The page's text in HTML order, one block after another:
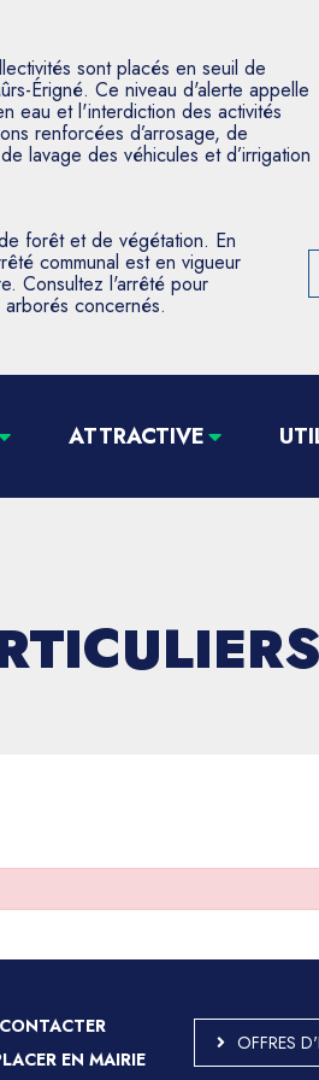
sont placés en seuil de
Érigné. Ce niveau d'alerte appelle
eau et l'interdiction des activités
renforcées d’arrosage, de
lavage des véhicules et d’irrigation
forêt et de végétation. En
communal est en vigueur
Consultez l'arrêté pour
concernés.
ATTRACTIVE
EN MAIRIE
OFFRES